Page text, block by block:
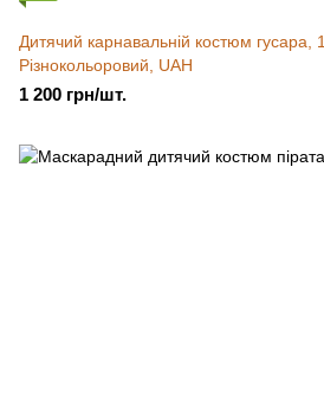
Дитячий карнавальній костюм гусара,
Різнокольоровий, UAH
1 200 грн/шт.